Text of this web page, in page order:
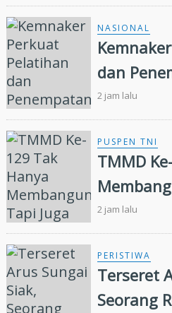
NASIONAL
dan
2 jam lalu
PUSPEN TNI
TMMD
2 jam lalu
PERISTIWA
Terseret
Seorang